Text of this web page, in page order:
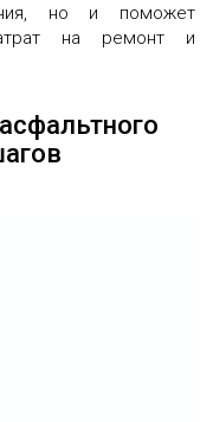
но и поможет
на ремонт и